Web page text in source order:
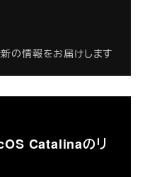
の情報をお届けします
Catalinaのリ